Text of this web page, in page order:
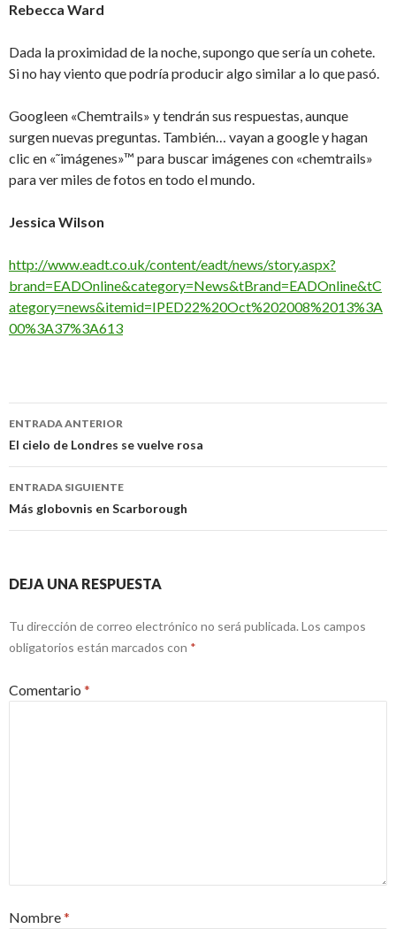
Rebecca Ward
Dada la proximidad de la noche, supongo que sería un cohete.
Si no hay viento que podría producir algo similar a lo que pasó.
Googleen «Chemtrails» y tendrán sus respuestas, aunque
surgen nuevas preguntas. También… vayan a google y hagan
clic en «˜imágenes»™ para buscar imágenes con «chemtrails»
para ver miles de fotos en todo el mundo.
Jessica Wilson
http://www.eadt.co.uk/content/eadt/news/story.aspx?
brand=EADOnline&category=News&tBrand=EADOnline&tC
ategory=news&itemid=IPED22%20Oct%202008%2013%3A
00%3A37%3A613
Navegación
de
entradas
ENTRADA ANTERIOR
El cielo de Londres se vuelve rosa
ENTRADA SIGUIENTE
Más globovnis en Scarborough
DEJA UNA RESPUESTA
Tu dirección de correo electrónico no será publicada. Los campos
obligatorios están marcados con *
Comentario *
Nombre*